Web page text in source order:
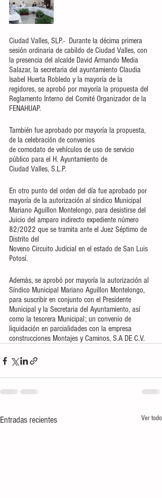
Ciudad Valles, SLP.-  Durante la décima primera
sesión ordinaria de cabildo de Ciudad Valles, con
la presencia del alcalde David Armando Media
Salazar, la secretaria del ayuntamiento Claudia
Isabel Huerta Robledo y la mayoría de la
regidores, se aprobó por mayoría la propuesta del
Reglamento Interno del Comité Organizador de la
FENAHUAP.
También fue aprobado por mayoría la propuesta,
de la celebración de convenios
de comodato de vehículos de uso de servicio
público para el H. Ayuntamiento de
Ciudad Valles, S.L.P.
En otro punto del orden del día fue aprobado por
mayoría de la autorización al síndico Municipal
Mariano Aguillon Montelongo, para desistirse del
Juicio del amparo indirecto expediente número
82/2022 que se tramita ante el Juez Séptimo de
Distrito del
Noveno Circuito Judicial en el estado de San Luis
Potosí.
Además, se aprobó por mayoría la autorización al
Síndico Municipal Mariano Aguillon Montelongo,
para suscribir en conjunto con el Presidente
Municipal y la Secretaria del Ayuntamiento, así
como la tesorera Municipal; un convenio de
liquidación en parcialidades con la empresa
construcciones Montajes y Caminos, S.A DE C.V.
Entradas recientes Ver todo